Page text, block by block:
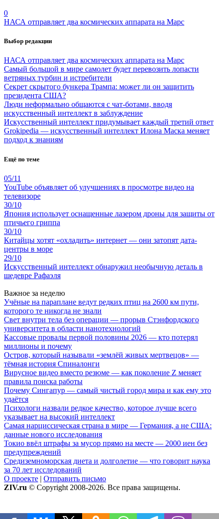
0
НАСА отправляет два космических аппарата на Марс
Выбор редакции
НАСА отправляет два космических аппарата на Марс
Самый большой в мире самолет будет перевозить лопасти
ветряных турбин и истребители
Секрет скрытого бункера Трампа: может ли он защитить
президента США?
Люди неформально общаются с чат-ботами, вводя
искусственный интеллект в заблуждение
Искусственный интеллект придумывает каждый третий ответ
Grokipedia — искусственный интеллект Илона Маска меняет
подход к знаниям
Ещё по теме
05/11
YouTube объявляет об улучшениях в просмотре видео на
телевизоре
30/10
Япония использует оснащенные лазером дроны для защиты от
птичьего гриппа
30/10
Китайцы хотят «охладить» интернет — они затопят дата-
центры в море
29/10
Искусственный интеллект обнаружил необычную деталь в
шедевре Рафаэля
Важное за неделю
Учёные на параплане ведут редких птиц на 2600 км пути,
которого те никогда не знали
Свет внутри тела без операции — прорыв Стэнфордского
университета в области нанотехнологий
Кассовые провалы первой половины 2026 — кто потерял
миллионы и почему
Остров, который называли «землёй живых мертвецов» —
тёмная история Спиналонги
Вирусное видео вместо резюме — как поколение Z меняет
правила поиска работы
Почему Сингапур — самый чистый город мира и как ему это
удаётся
Психологи назвали редкое качество, которое лучше всего
указывает на высокий интеллект
Самая нарциссическая страна в мире — Германия, а не США:
данные нового исследования
Токио ввёл штрафы за мусор прямо на месте — 2000 иен без
предупреждений
Средиземноморская диета и долголетие — что говорит наука
за 70 лет исследований
О проекте | Отправить письмо
ZIV.ru © Copyright 2008-2026. Все права защищены.